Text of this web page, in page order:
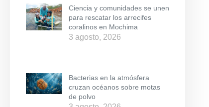
Ciencia y comunidades se unen
para rescatar los arrecifes
coralinos en Mochima
3 agosto, 2026
Bacterias en la atmósfera
cruzan océanos sobre motas
de polvo